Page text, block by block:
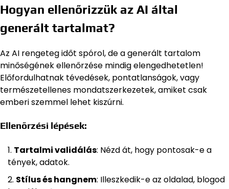
Hogyan ellenőrizzük az AI által
generált tartalmat?
Az AI rengeteg időt spórol, de a generált tartalom
minőségének ellenőrzése mindig elengedhetetlen!
Előfordulhatnak tévedések, pontatlanságok, vagy
természetellenes mondatszerkezetek, amiket csak
emberi szemmel lehet kiszúrni.
Ellenőrzési lépések:
Tartalmi validálás: Nézd át, hogy pontosak-e a
tények, adatok.
Stílus és hangnem: Illeszkedik-e az oldalad, blogod